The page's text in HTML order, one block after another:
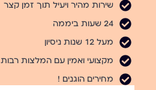
שירות מהיר ויעיל תוך זמן קצר
24 שעות ביממה
מעל 12 שנות ניסיון
מקצועי ואמין עם המלצות רבות
מחירים הוגנים !